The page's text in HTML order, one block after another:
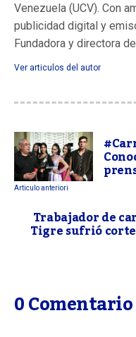
Venezuela (UCV). Con
publicidad digital y
Fundadora y directora
Ver articulos del autor
Articulo anteriori
Trabajador de
Tigre sufrió corte
0 Comentario